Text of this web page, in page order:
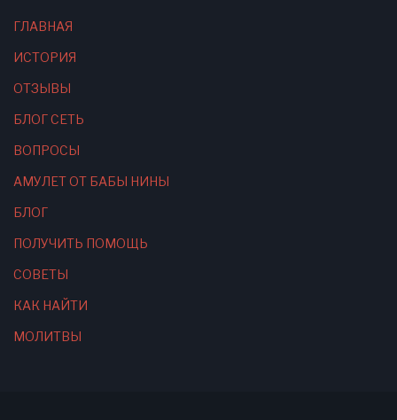
ГЛАВНАЯ
ИСТОРИЯ
ОТЗЫВЫ
БЛОГ СЕТЬ
ВОПРОСЫ
АМУЛЕТ ОТ БАБЫ НИНЫ
БЛОГ
ПОЛУЧИТЬ ПОМОЩЬ
СОВЕТЫ
КАК НАЙТИ
МОЛИТВЫ